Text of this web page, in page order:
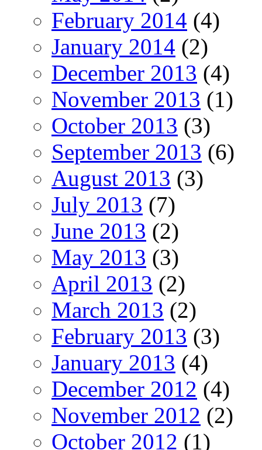
February 2014 (4)
January 2014 (2)
December 2013 (4)
November 2013 (1)
October 2013 (3)
September 2013 (6)
August 2013 (3)
July 2013 (7)
June 2013 (2)
May 2013 (3)
April 2013 (2)
March 2013 (2)
February 2013 (3)
January 2013 (4)
December 2012 (4)
November 2012 (2)
October 2012 (1)